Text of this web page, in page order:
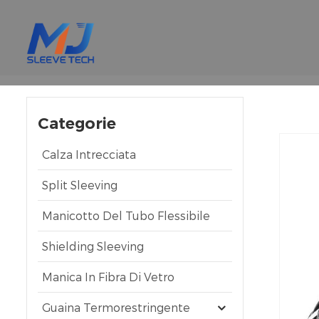
Categorie
Calza Intrecciata
Split Sleeving
Manicotto Del Tubo Flessibile
Shielding Sleeving
Manica In Fibra Di Vetro
Guaina Termorestringente